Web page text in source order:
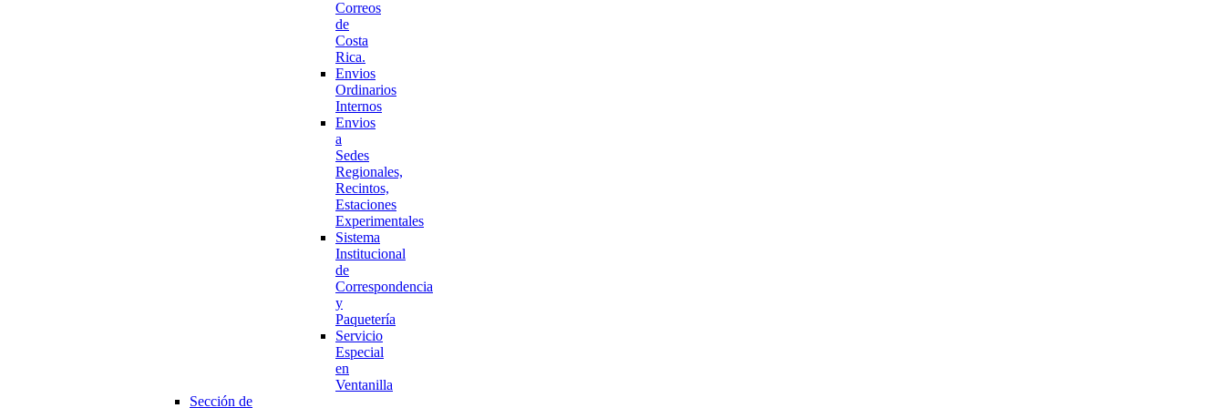
Correos
de
Costa
Rica.
Envios
Ordinarios
Internos
Envios
a
Sedes
Regionales,
Recintos,
Estaciones
Experimentales
Sistema
Institucional
de
Correspondencia
y
Paquetería
Servicio
Especial
en
Ventanilla
Sección de